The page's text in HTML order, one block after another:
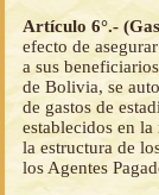
Artículo 6°.-
efecto de
a sus
de Bolivia, se
de gastos de
establecidos en
la estructura de
los Agentes